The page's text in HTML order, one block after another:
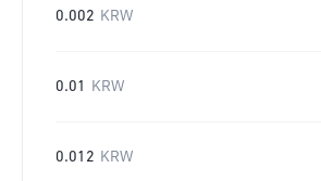
0.002 KRW
0.01 KRW
0.012 KRW